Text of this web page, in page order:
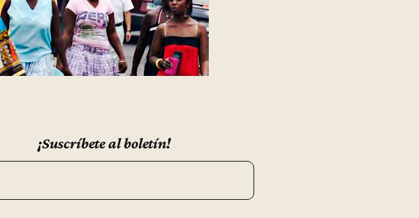
¡Suscríbete al boletín!